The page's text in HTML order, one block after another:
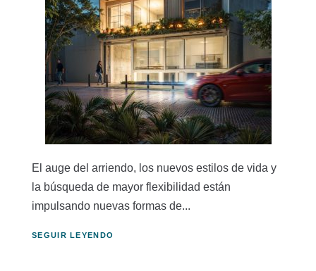
El auge del arriendo, los nuevos estilos de vida y
la búsqueda de mayor flexibilidad están
impulsando nuevas formas de...
SEGUIR LEYENDO